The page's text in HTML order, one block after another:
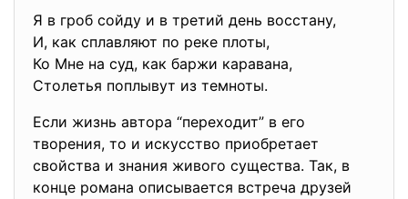
Я в гроб сойду и в третий день восстану,
И, как сплавляют по реке плоты,
Ко Мне на суд, как баржи каравана,
Столетья поплывут из темноты.
Если жизнь автора “переходит” в его
творения, то и искусство приобретает
свойства и знания живого существа. Так, в
конце романа описывается встреча друзей